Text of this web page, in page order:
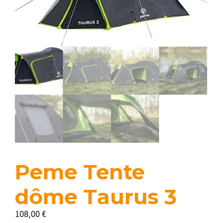
Peme Tente
dôme Taurus 3
108,00€